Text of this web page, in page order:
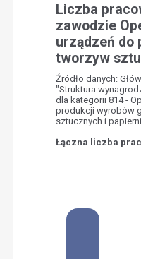
Liczba
zawodzie
urządzeń do
tworzyw
Źródło danych:
"Struktura
dla kategorii 814 -
produkcji wyrobów
sztucznych i
Łączna liczba